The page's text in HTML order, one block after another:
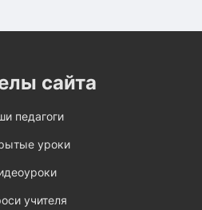
сайта
педагоги
уроки
учителя